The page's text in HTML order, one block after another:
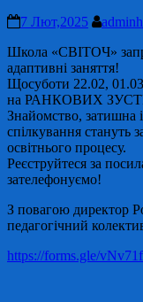
7 Лют,2025
Школа «СВІТОЧ»
адаптивні заняття!
Щосуботи 22.02,
на РАНКОВИХ
Знайомство, затишна
спілкування стануть
освітнього процесу.
Реєструйтеся за
зателефонуємо!
З повагою директор
педагогічний
https://forms.gle/